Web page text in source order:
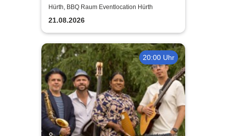
Sommer Event | Achtung -
Handwerker im UrlaubOpen
Air
Hürth, BBQ Raum Eventlocation Hürth
21.08.2026
20:00 Uhr